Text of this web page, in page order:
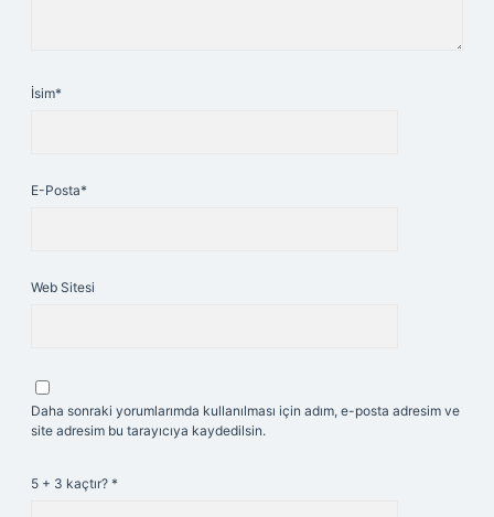
İsim*
E-Posta*
Web Sitesi
Daha sonraki yorumlarımda kullanılması için adım, e-posta adresim ve
site adresim bu tarayıcıya kaydedilsin.
5 + 3 kaçtır? *